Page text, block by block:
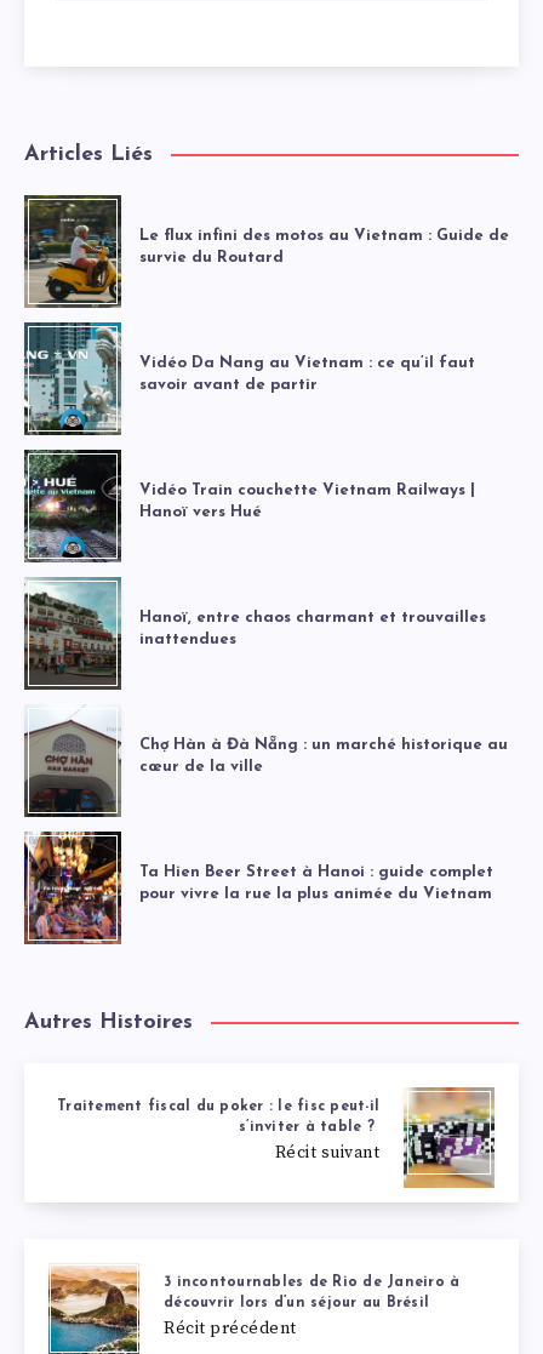
Articles Liés
Le flux infini des motos au Vietnam : Guide de
survie du Routard
Vidéo Da Nang au Vietnam : ce qu’il faut
savoir avant de partir
Vidéo Train couchette Vietnam Railways |
Hanoï vers Hué
Hanoï, entre chaos charmant et trouvailles
inattendues
Chợ Hàn à Đà Nẵng : un marché historique au
cœur de la ville
Ta Hien Beer Street à Hanoi : guide complet
pour vivre la rue la plus animée du Vietnam
Autres Histoires
Traitement fiscal du poker : le fisc peut-il
s’inviter à table ?
Récit suivant
3 incontournables de Rio de Janeiro à
découvrir lors d’un séjour au Brésil
Récit précédent